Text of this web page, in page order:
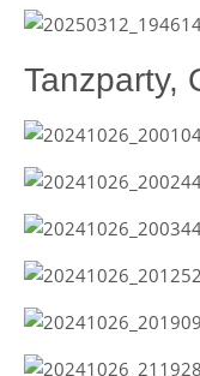
Tanzparty,